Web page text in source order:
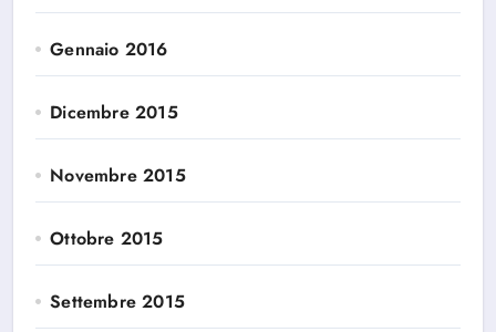
Gennaio 2016
Dicembre 2015
Novembre 2015
Ottobre 2015
Settembre 2015